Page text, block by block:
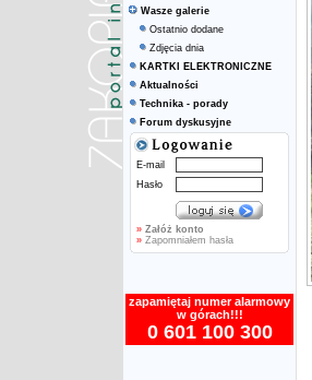
Wasze galerie
Ostatnio dodane
Zdjęcia dnia
KARTKI ELEKTRONICZNE
Aktualności
Technika - porady
Forum dyskusyjne
E-mail
Hasło
» Załóż konto
» Zapomniałem hasła
zapamiętaj numer alarmowy
w górach!!!
0 601 100 300